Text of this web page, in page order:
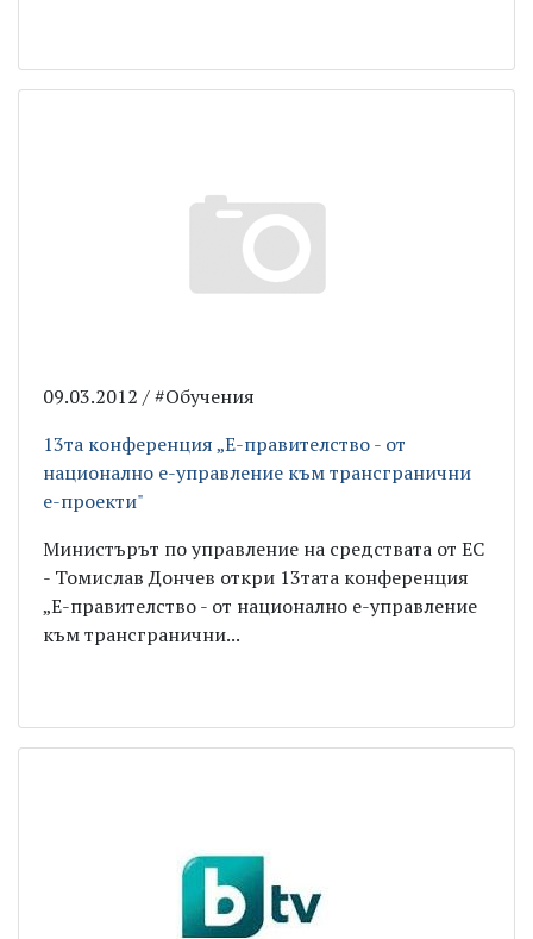
09.03.2012 / #Обучения
13та конференция „Е-правителство - от
национално е-управление към трансгранични
е-проекти"
Министърът по управление на средствата от ЕС
- Томислав Дончев откри 13тата конференция
„Е-правителство - от национално е-управление
към трансгранични...